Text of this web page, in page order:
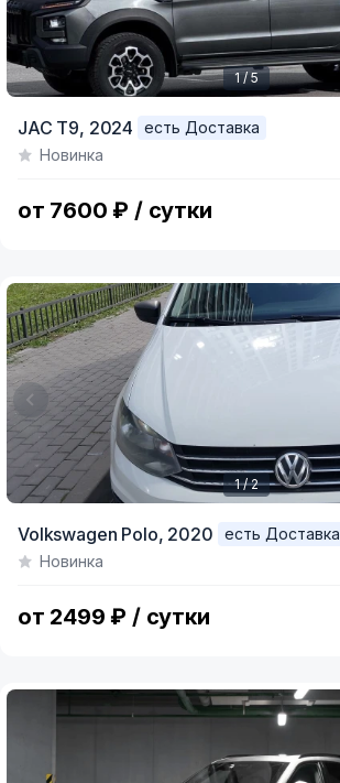
of
1 / 5
JAC T9, 2024
есть Доставка
Новинка
от 7600 ₽ / сутки
of
1 / 2
Volkswagen Polo, 2020
есть Доставка
Новинка
от 2499 ₽ / сутки